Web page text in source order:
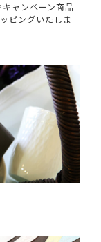
ャンペーン商品
ピングいたしま